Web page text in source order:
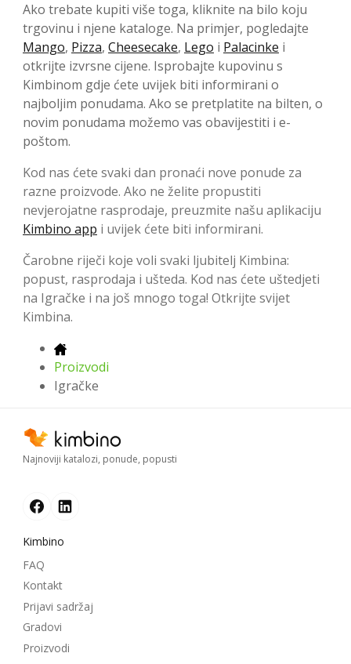
Ako trebate kupiti više toga, kliknite na bilo koju
trgovinu i njene kataloge. Na primjer, pogledajte
Mango, Pizza, Cheesecake, Lego i Palacinke i
otkrijte izvrsne cijene. Isprobajte kupovinu s
Kimbinom gdje ćete uvijek biti informirani o
najboljim ponudama. Ako se pretplatite na bilten, o
novim ponudama možemo vas obavijestiti i e-
poštom.
Kod nas ćete svaki dan pronaći nove ponude za
razne proizvode. Ako ne želite propustiti
nevjerojatne rasprodaje, preuzmite našu aplikaciju
Kimbino app i uvijek ćete biti informirani.
Čarobne riječi koje voli svaki ljubitelj Kimbina:
popust, rasprodaja i ušteda. Kod nas ćete uštedjeti
na Igračke i na još mnogo toga! Otkrijte svijet
Kimbina.
Proizvodi
Igračke
Najnoviji katalozi, ponude, popusti
Kimbino
FAQ
Kontakt
Prijavi sadržaj
Gradovi
Proizvodi